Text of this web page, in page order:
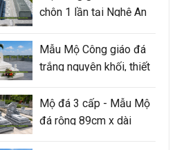
chôn 1 lần tại Nghệ An
Mẫu Mộ Công giáo đá
trắng nguyên khối, thiết
Mộ đá 3 cấp - Mẫu Mộ
đá rộng 89cm x dài